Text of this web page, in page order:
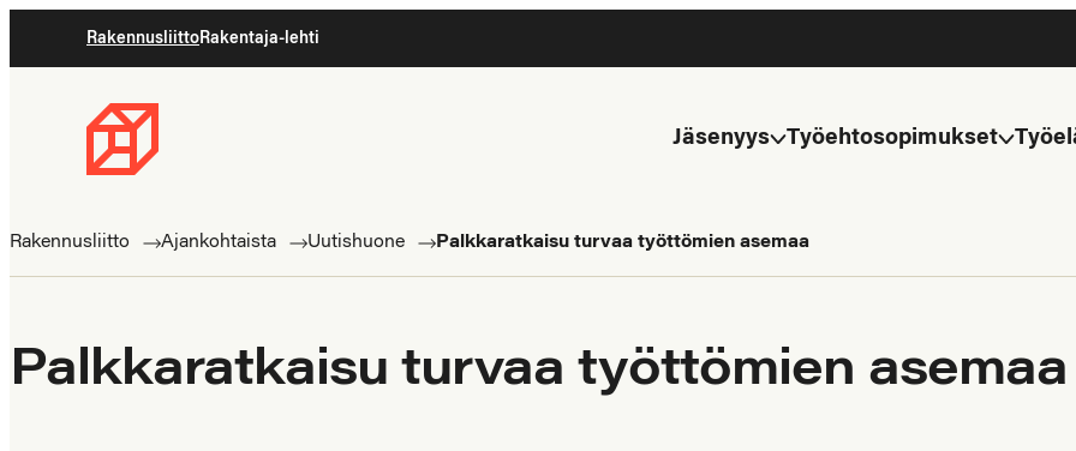
suoraan
RakennusliittoRakentaja-lehti
Rakennusliitto
ammattilaisten
Jäsenyys Työehtosopimukset
Rakennusliitto Ajankohtaista Uutishuone Palkkaratkaisu turvaa työttömien asemaa
Palkkaratkaisu turvaa työttömien asemaa